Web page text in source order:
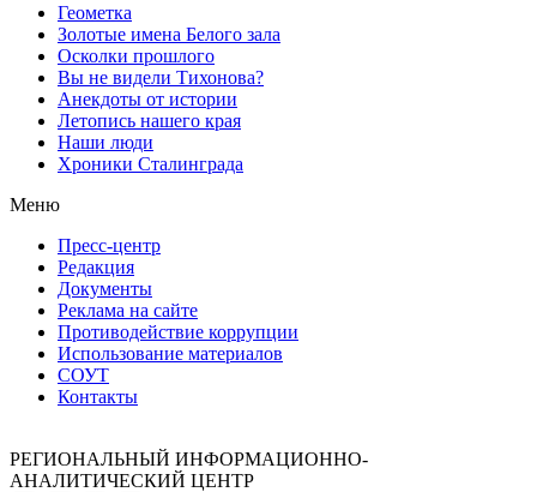
Геометка
Золотые имена Белого зала
Осколки прошлого
Вы не видели Тихонова?
Анекдоты от истории
Летопись нашего края
Наши люди
Хроники Сталинграда
Меню
Пресс-центр
Редакция
Документы
Реклама на сайте
Противодействие коррупции
Использование материалов
СОУТ
Контакты
РЕГИОНАЛЬНЫЙ ИНФОРМАЦИОННО-
АНАЛИТИЧЕСКИЙ ЦЕНТР